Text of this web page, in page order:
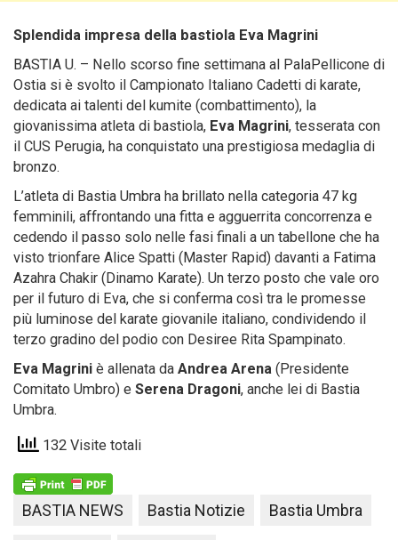
Splendida impresa della bastiola Eva Magrini
BASTIA U. – Nello scorso fine settimana al PalaPellicone di
Ostia si è svolto il Campionato Italiano Cadetti di karate,
dedicata ai talenti del kumite (combattimento), la
giovanissima atleta di bastiola, Eva Magrini, tesserata con
il CUS Perugia, ha conquistato una prestigiosa medaglia di
bronzo.
L’atleta di Bastia Umbra ha brillato nella categoria 47 kg
femminili, affrontando una fitta e agguerrita concorrenza e
cedendo il passo solo nelle fasi finali a un tabellone che ha
visto trionfare Alice Spatti (Master Rapid) davanti a Fatima
Azahra Chakir (Dinamo Karate). Un terzo posto che vale oro
per il futuro di Eva, che si conferma così tra le promesse
più luminose del karate giovanile italiano, condividendo il
terzo gradino del podio con Desiree Rita Spampinato.
Eva Magrini è allenata da Andrea Arena (Presidente
Comitato Umbro) e Serena Dragoni, anche lei di Bastia
Umbra.
132 Visite totali
BASTIA NEWS Bastia Notizie Bastia Umbra